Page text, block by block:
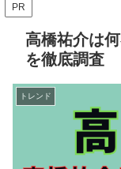
PR
高橋祐介は
を徹底調査
トレンド